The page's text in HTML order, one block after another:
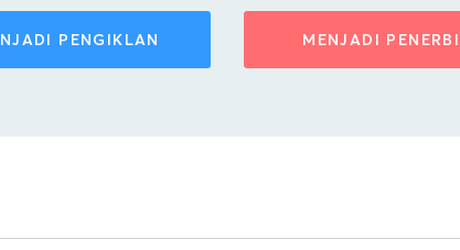
PENGIKLAN MENJADI